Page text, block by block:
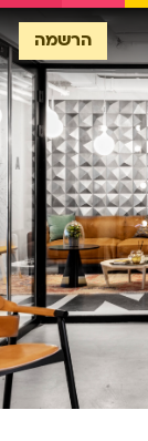
הרשמה
הרשמה